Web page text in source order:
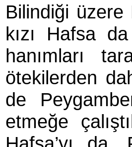
Bilindiği üzere
kızı Hafsa
hanımları
ötekilerden
de
etmeğe